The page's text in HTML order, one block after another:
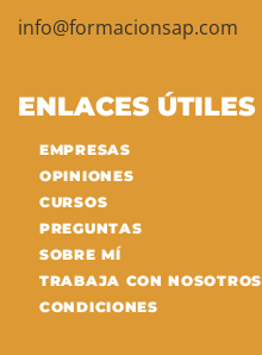
info@formacionsap.com
ENLACES ÚTILES
EMPRESAS
OPINIONES
CURSOS
PREGUNTAS
SOBRE MÍ
TRABAJA CON NOSOTROS
CONDICIONES